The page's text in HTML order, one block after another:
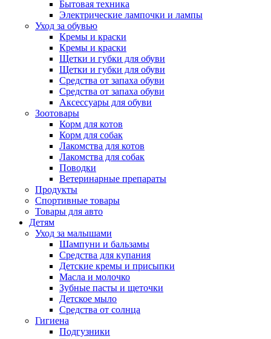
Бытовая техника
Электрические лампочки и лампы
Уход за обувью
Кремы и краски
Кремы и краски
Щетки и губки для обуви
Щетки и губки для обуви
Средства от запаха обуви
Средства от запаха обуви
Аксессуары для обуви
Зоотовары
Корм для котов
Корм для собак
Лакомства для котов
Лакомства для собак
Поводки
Ветеринарные препараты
Продукты
Спортивные товары
Товары для авто
Детям
Уход за малышами
Шампуни и бальзамы
Средства для купания
Детские кремы и присыпки
Масла и молочко
Зубные пасты и щеточки
Детское мыло
Средства от солнца
Гигиена
Подгузники